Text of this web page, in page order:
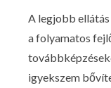
A legjobb
a folyamatos
igyekszem